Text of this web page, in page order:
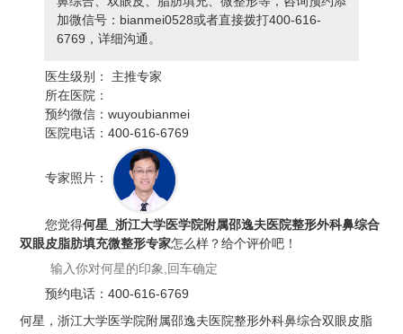
加微信号：bianmei0528或者直接拨打400-616-
6769，详细沟通。
医生级别：
主推专家
所在医院：
预约微信：wuyoubianmei
医院电话：400-616-6769
专家照片：
您觉得何星_浙江大学医学院附属邵逸夫医院整形外科鼻综合
双眼皮脂肪填充微整形专家怎么样？给个评价吧！
预约电话：400-616-6769
何星，浙江大学医学院附属邵逸夫医院整形外科鼻综合双眼皮脂